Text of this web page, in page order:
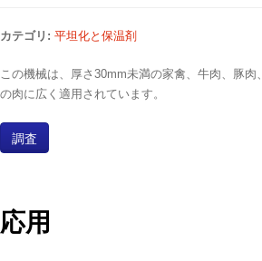
カテゴリ: 平坦化と保温剤
この機械は、厚さ30mm未満の家禽、牛肉、豚肉
の肉に広く適用されています。
調査
応用